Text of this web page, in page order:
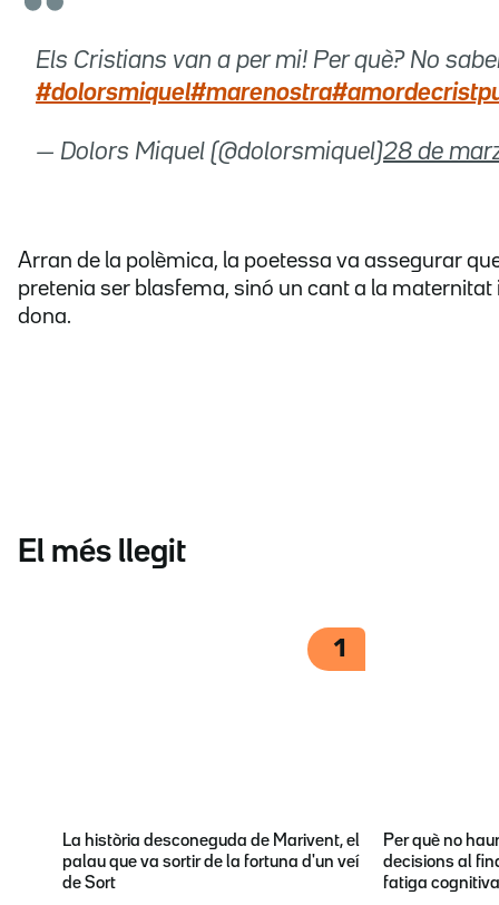
Els Cristians van a per mi! Per què? No
#dolorsmiquel#marenostra
— Dolors Miquel (@dolorsmiquel)28 de
Arran de la polèmica, la poetessa va assegurar
pretenia ser blasfema, sinó un cant a la maternitat
dona.
El més llegit
1
La història desconeguda de Marivent, el
palau que va sortir de la fortuna d'un veí
de Sort
Per què no
decisions al
fatiga cognitiva